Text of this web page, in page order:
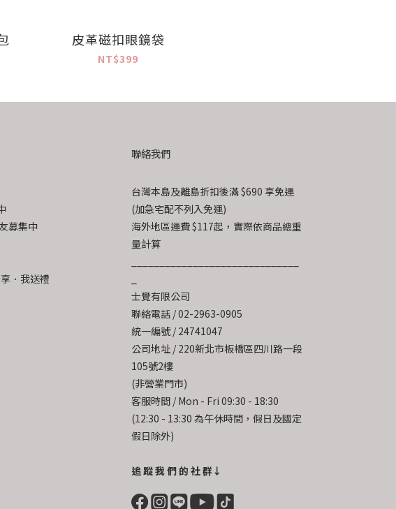
皮革磁扣眼鏡袋
NT$399
募集中
．我送禮
聯絡我們
台灣本島及離島折扣後滿 $690 享免運
(加急宅配不列入免運)
海外地區運費 $117起，實際依商品總重
量計算
士覺有限公司
聯絡電話 / 02-2963-0905
統一編號 / 24741047
公司地址 / 220新北市板橋區四川路一段
105號2樓
(非營業門市)
客服時間 / Mon - Fri 09:30 - 18:30
(12:30 - 13:30 為午休時間，假日及國定
假日除外)
追 蹤 我 們 的 社 群↓